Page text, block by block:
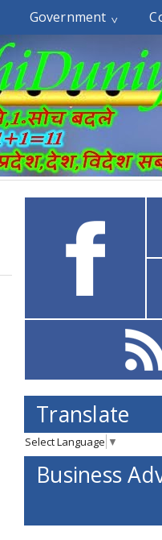
Government
Translate
Select Language ▼
Business